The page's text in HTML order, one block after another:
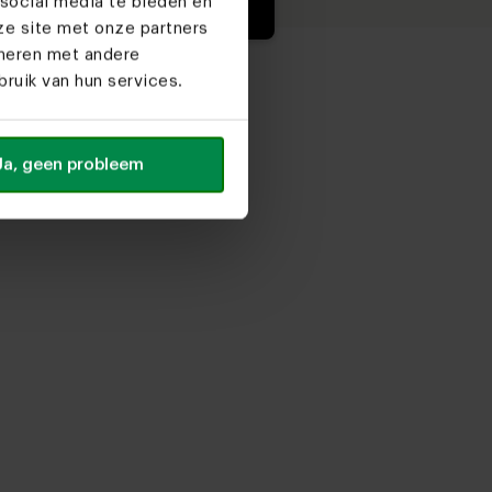
site met onze partners
met andere
van hun services.
geen probleem